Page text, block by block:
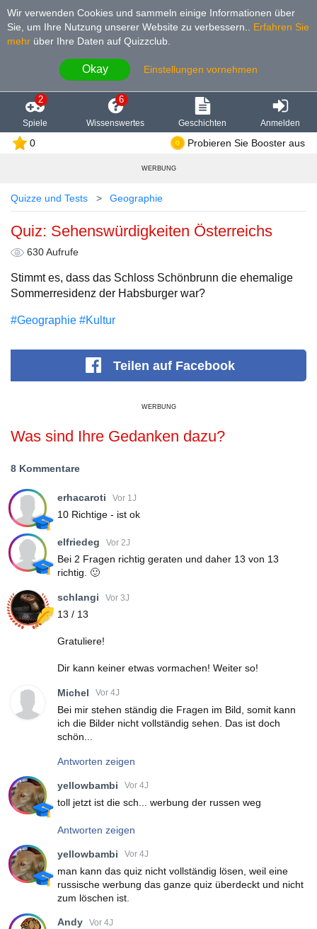
Wir verwenden Cookies und sammeln einige Informationen über
Sie, um Ihre Nutzung unserer Website zu verbessern.
Erfahren Sie
mehr über Ihre Daten auf Quizzclub.
Okay Einstellungen vornehmen
2
Spiele
6
Wissenswertes Geschichten Anmelden
0 Probieren Sie Booster aus
WERBUNG
Quizze und Tests Geographie
Quiz: Sehenswürdigkeiten Österreichs
630 Aufrufe
Stimmt es, dass das Schloss Schönbrunn die ehemalige
Sommerresidenz der Habsburger war?
#Geographie #Kultur
Teilenauf Facebook
WERBUNG
Was sind Ihre Gedanken dazu?
8 Kommentare
erhacaroti Vor 1J
10 Richtige - ist ok
elfriedeg Vor 2J
Bei 2 Fragen richtig geraten und daher 13 von 13
richtig. 🙂
schlangi Vor 3J
13 / 13
Gratuliere!
Dir kann keiner etwas vormachen! Weiter so!
Michel Vor 4J
Bei mir stehen ständig die Fragen im Bild, somit kann
ich die Bilder nicht vollständig sehen. Das ist doch
schön...
Antworten zeigen
yellowbambi Vor 4J
toll jetzt ist die sch... werbung der russen weg
Antworten zeigen
yellowbambi Vor 4J
man kann das quiz nicht vollständig lösen, weil eine
russische werbung das ganze quiz überdeckt und nicht
zum löschen ist.
Andy Vor 4J